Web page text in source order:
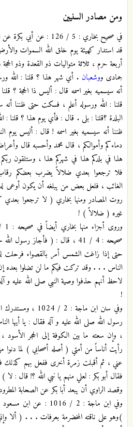
ومن مصادر السنيين
في صحيح بخاري : 5 / 126 :
قد استدار كهيئة يوم خلق الله السموات
أربعة حرم ، ثلاثة متواليات ذو القعدة وذو
جمادى ووشعبان. أي شهر هذا ؟ قلنا : الله
أنه سيسميه بغير اسمه قال : أليس ذا الحجة ؟
قلنا : الله ورسوله أعلم ، فسكت حتى ظننا
البلدة ؟قلنا : بلى . قال : فأي يوم هذا ؟ قلنا
ظننا أنه سيسميه بغير اسمه ! قال : أليس يوم
دماءكم وأموالكم ، قال محمد وأحسبه قال
هذا في بلدكم هذا في شهركم هذا ، وستلقون
فلا ترجعوا بعدي ضلالاً يضرب بعضكم
الغائب ، فلعل بعض من يبلغه أن يكون
روت المصادر ومنها بخاري ( لا ترجعوا بعدي
غيره ( ضلالاً ) !
صحيحه : 4 / 41 ، قال : ( فأجاز
حتى إذا زاغت الشمس أمر بالقصواء فرحلت
الناس . . . وقد تركت فيكم ما لن تضلوا بعده
لاحظ أنهم حذفوا وصية النبي صلى الله عليه و آله
!
رسول الله صلى الله عليه و آله فقال : يا
، وإن سعته ما بين الكوفة إلى الحجر الأسود
رأيت أناساً من أمتي ( أصله أصحابي ) لما
عني ، ثم أقبلت زمرة أخرى ففعل بهم كذلك
فقال أبو بكر : لعلي منهم يا نبي الله ؟! قال : لا
وقصد الراوي أن يبعد أبا بكر عن الصحابة
وفي ابن ماجة : 2 /
)وهو على ناقته المخضرمة بعرفات . . . ( ألا